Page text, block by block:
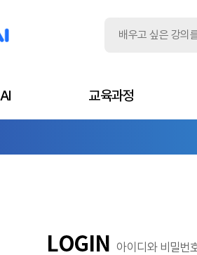
교육과정
아이디와 비밀번